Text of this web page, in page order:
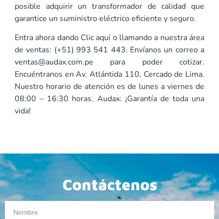
posible adquirir un transformador de calidad que
garantice un suministro eléctrico eficiente y seguro.
Entra ahora dando Clic aquí o llamando a nuestra área
de ventas: (+51) 993 541 443. Envíanos un correo a
ventas@audax.com.pe para poder cotizar.
Encuéntranos en Av. Atlántida 110, Cercado de Lima.
Nuestro horario de atención es de lunes a viernes de
08:00 – 16:30 horas. Audax: ¡Garantía de toda una
vida!
Contáctenos